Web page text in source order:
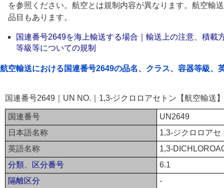
を参照ください。航空とは規制内容が異なります。航空輸
品目もあります。
国連番号2649を海上輸送する場合｜輸送上の注意、積載
等級等についての規制
航空輸送における国連番号2649の品名、クラス、容器等級、
国連番号2649｜UN NO.｜1,3-ジクロロアセトン【航空輸送】
国連番号
UN2649
日本語名称
1,3-ジクロロアセ
英語名称
1,3-
分類、区分番号
6.1
隔離区分
-